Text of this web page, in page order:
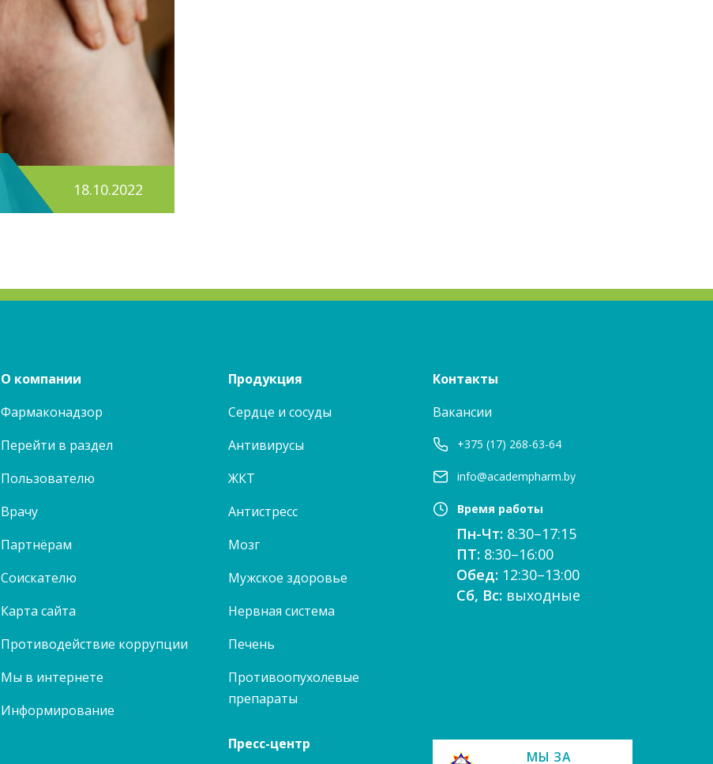
18.10.2022
О компании
Фармаконадзор
Перейти в раздел
Пользователю
Врачу
Партнёрам
Соискателю
Карта сайта
Противодействие коррупции
Мы в интернете
Информирование
Продукция
Сердце и сосуды
Антивирусы
ЖКТ
Антистресс
Мозг
Мужское здоровье
Нервная система
Печень
Противоопухолевые
препараты
Пресс-центр
Контакты
Вакансии
+375 (17) 268-63-64
info@academpharm.by
Время работы
Пн-Чт: 8:30–17:15
ПТ: 8:30–16:00
Обед: 12:30–13:00
Сб, Вс: выходные
МЫ ЗА